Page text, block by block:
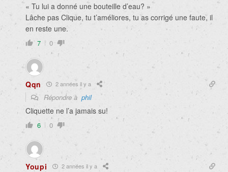
« Tu lui a donné une bouteille d’eau? »
Lâche pas Clique, tu t’améliores, tu as corrigé une faute, il
en reste une.
7 0
Qqn 2 années il y a
Répondre à phil
Cliquette ne l’a jamais su!
6 0
Youpi 2 années il y a